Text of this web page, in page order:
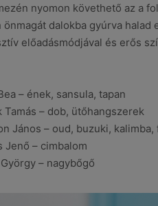
nyomon követhető az a
önmagát dalokba gyúrva
előadásmódjával és erős
– ének, sansula, tapan
Tamás – dob, ütőhangszerek
János – oud, buzuki, kalimba,
Jenő – cimbalom
– nagybőgő